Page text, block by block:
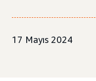
17 Mayıs 2024